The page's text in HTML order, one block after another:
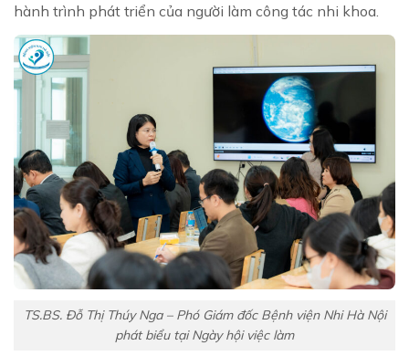
hành trình phát triển của người làm công tác nhi khoa.
TS.BS. Đỗ Thị Thúy Nga – Phó Giám đốc Bệnh viện Nhi Hà Nội
phát biểu tại Ngày hội việc làm